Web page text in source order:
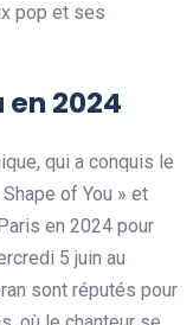
pop et ses
en 2024
qui a conquis le
of You » et
en 2024 pour
5 juin au
sont réputés pour